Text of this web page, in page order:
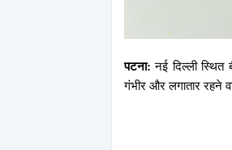
पटना: नई दिल्ली स्थित
गंभीर और लगातार रहने